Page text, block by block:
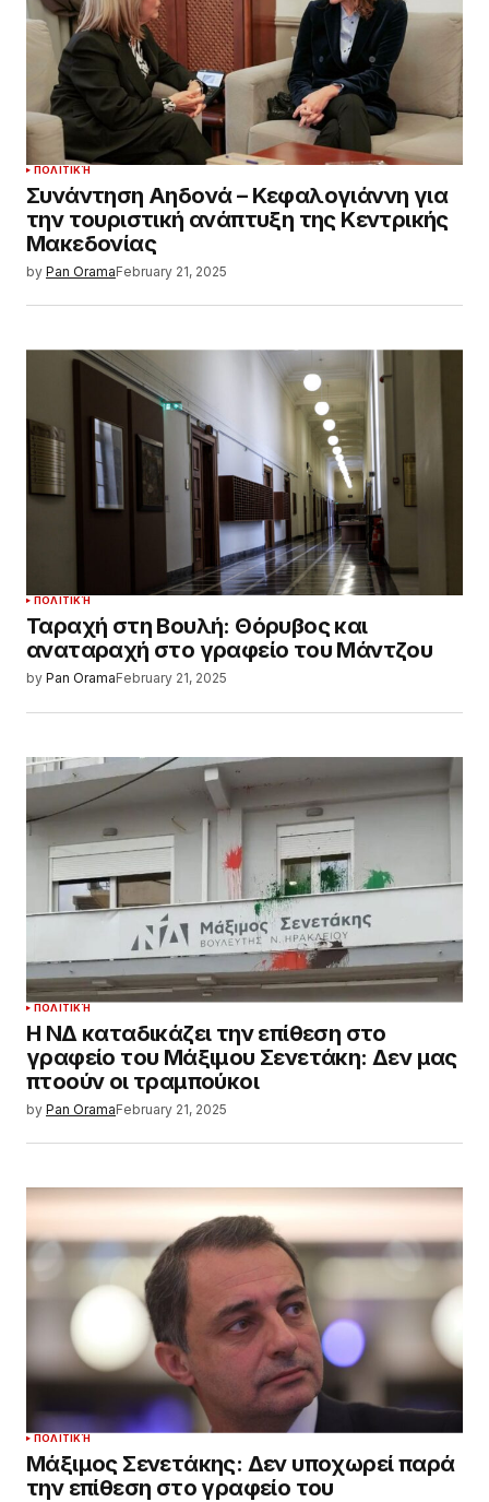
ΠΟΛΙΤΙΚΉ
Συνάντηση Αηδονά – Κεφαλογιάννη για
την τουριστική ανάπτυξη της Κεντρικής
Μακεδονίας
by Pan OramaFebruary 21, 2025
ΠΟΛΙΤΙΚΉ
Ταραχή στη Βουλή: Θόρυβος και
αναταραχή στο γραφείο του Μάντζου
by Pan OramaFebruary 21, 2025
ΠΟΛΙΤΙΚΉ
Η ΝΔ καταδικάζει την επίθεση στο
γραφείο του Μάξιμου Σενετάκη: Δεν μας
πτοούν οι τραμπούκοι
by Pan OramaFebruary 21, 2025
ΠΟΛΙΤΙΚΉ
Μάξιμος Σενετάκης: Δεν υποχωρεί παρά
την επίθεση στο γραφείο του